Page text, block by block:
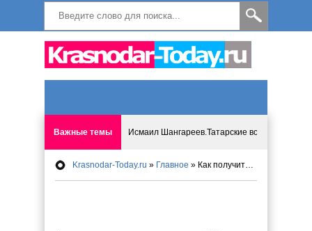
Важные темы Исмаил Шангареев.Татарские встречи на
Программа «Мир без слёз» впервые в Анапе:
Krasnodar-Today.ru » Главное » Как получить от государства 650 тысяч рублей?